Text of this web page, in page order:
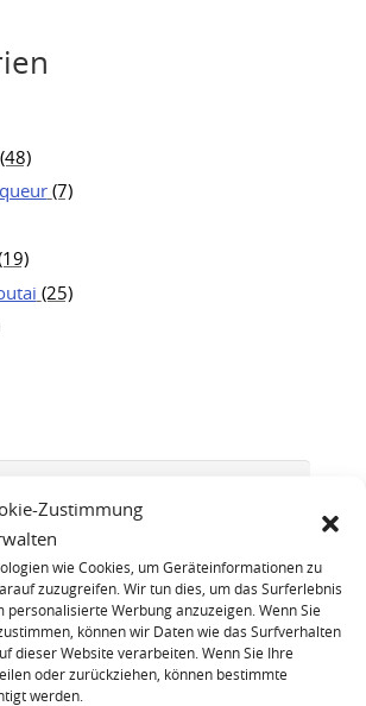
Zustimmung
wie Cookies, um Geräteinformationen zu
zuzugreifen. Wir tun dies, um das Surferlebnis
personalisierte Werbung anzuzeigen. Wenn Sie
können wir Daten wie das Surfverhalten
dieser Website verarbeiten. Wenn Sie Ihre
oder zurückziehen, können bestimmte
werden.
(48)
(7)
(25)